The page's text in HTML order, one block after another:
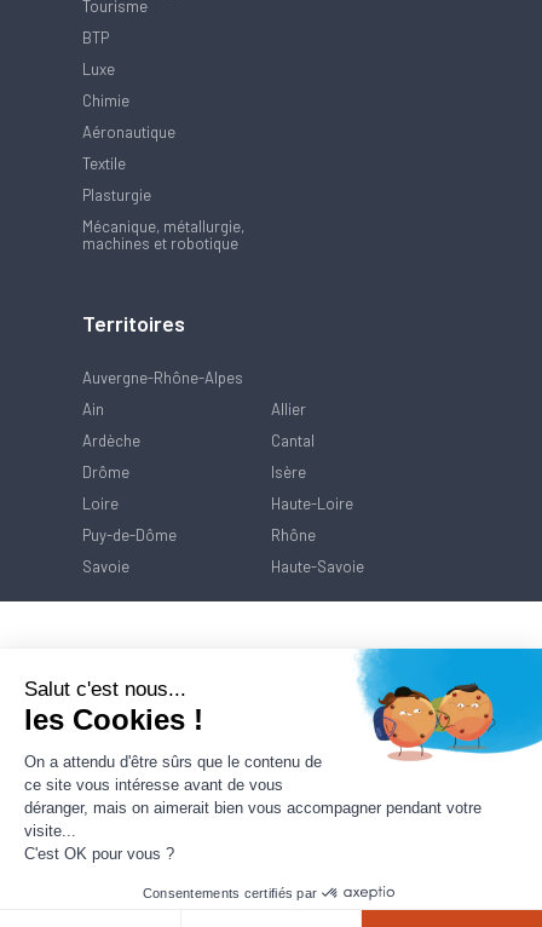
Tourisme
BTP
Luxe
Chimie
Aéronautique
Textile
Plasturgie
Mécanique, métallurgie,
machines et robotique
Territoires
Auvergne-Rhône-Alpes
Ain
Allier
Ardèche
Cantal
Drôme
Isère
Loire
Haute-Loire
Puy-de-Dôme
Rhône
Savoie
Haute-Savoie
Politique de
Salut c'est nous...
les Cookies !
On a attendu d'être sûrs que le contenu de
ce site vous intéresse avant de vous
déranger, mais on aimerait bien vous accompagner pendant votre
visite...
C'est OK pour vous ?
Consentements certifiés par